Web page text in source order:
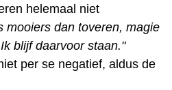
helemaal niet
mooiers dan toveren, magie
blijf daarvoor staan."
per se negatief, aldus de